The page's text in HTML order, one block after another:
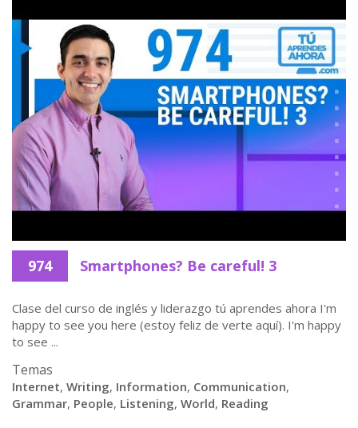
974 Smartphones? Be careful! 3
Clase del curso de inglés y liderazgo tú aprendes ahora I'm
happy to see you here (estoy feliz de verte aquí). I'm happy
to see ...
Temas
Internet, Writing, Information, Communication,
Grammar, People, Listening, World, Reading